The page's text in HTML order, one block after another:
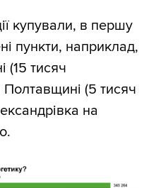
купували, в першу
пункти, наприклад,
(15 тисяч
(5 тисяч
на